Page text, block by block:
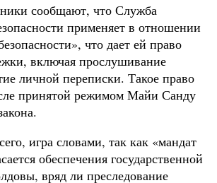
сообщают, что Служба
применяет в отношении
что дает ей право
включая прослушивание
личной переписки. Такое право
принятой режимом Майи Санду
игра словами, так как «мандат
обеспечения государственной
вряд ли преследование